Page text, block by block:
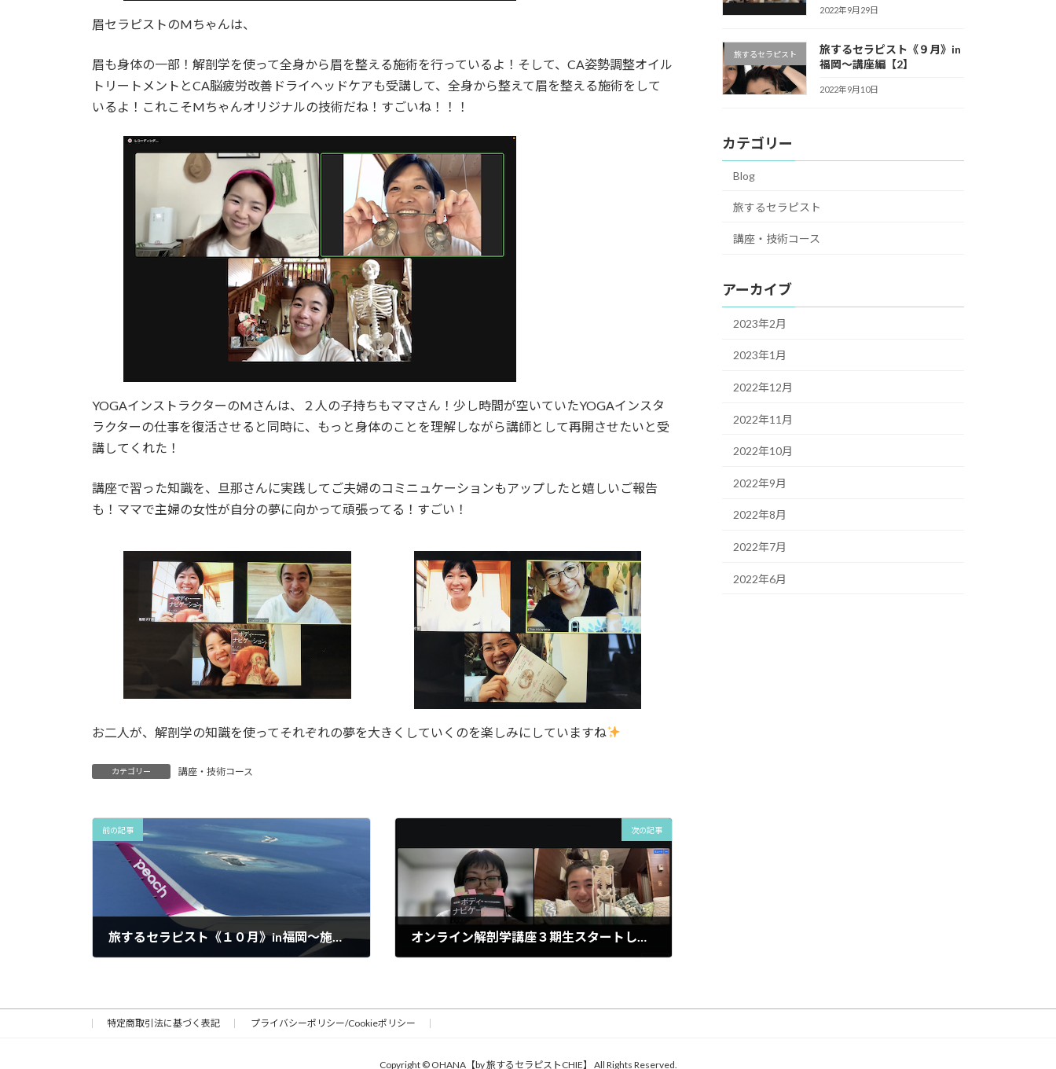
眉セラピストのMちゃんは、
眉も身体の一部！解剖学を使って全身から眉を整える施術を行っているよ！そして、CA姿勢調整オイル
トリートメントとCA脳疲労改善ドライヘッドケアも受講して、全身から整えて眉を整える施術をして
いるよ！これこそMちゃんオリジナルの技術だね！すごいね！！！
YOGAインストラクターのMさんは、２人の子持ちもママさん！少し時間が空いていたYOGAインスタ
ラクターの仕事を復活させると同時に、もっと身体のことを理解しながら講師として再開させたいと受
講してくれた！
講座で習った知識を、旦那さんに実践してご夫婦のコミニュケーションもアップしたと嬉しいご報告
も！ママで主婦の女性が自分の夢に向かって頑張ってる！すごい！
お二人が、解剖学の知識を使ってそれぞれの夢を大きくしていくのを楽しみにしていますね
カテゴリー 講座・技術コース
前の記事 次の記事
2022年9月29日
旅するセラピスト
旅するセラピスト《９月》in
福岡〜講座編【2】
2022年9月10日
カテゴリー
Blog
旅するセラピスト
講座・技術コース
アーカイブ
2023年2月
2023年1月
2022年12月
2022年11月
2022年10月
2022年9月
2022年8月
2022年7月
2022年6月
特定商取引法に基づく表記 プライバシーポリシー/Cookieポリシー
Copyright © OHANA【by 旅するセラピストCHIE】 All Rights Reserved.